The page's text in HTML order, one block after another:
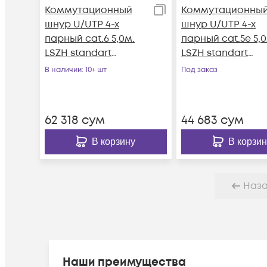
Коммутационный
шнур U/UTP 4-х
парный cat.6 5,0м.
LSZH standart
чёрный
В наличии: 10+ шт
62 318 сум
В корзину
шнур U/UTP 4-х
парный cat.5e
LSZH standart
чёрный
Под заказ
44 683 сум
В
Наши преимущества